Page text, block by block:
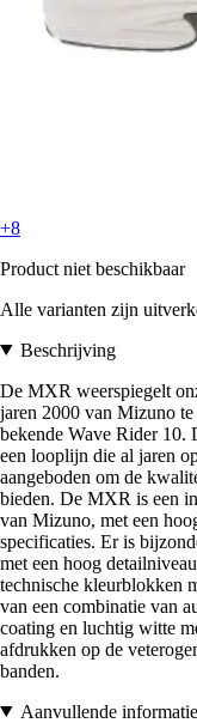
+8
Product niet beschikbaar
Alle varianten zijn
Beschrijving
De MXR weerspiegelt
jaren 2000 van Mizuno
bekende Wave Rider
een looplijn die al jaren
aangeboden om de
bieden. De MXR is een
van Mizuno, met een
specificaties. Er is
met een hoog
technische kleurblokken
van een combinatie van
coating en luchtig witte
afdrukken op de
banden.
Aanvullende informatie